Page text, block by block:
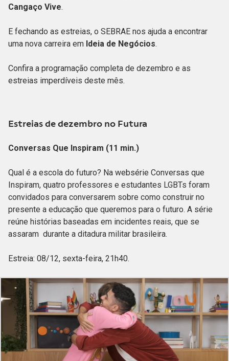
Cangaço Vive.
E fechando as estreias, o SEBRAE nos ajuda a encontrar
uma nova carreira em Ideia de Negócios.
Confira a programação completa de dezembro e as
estreias imperdíveis deste mês.
Estreias de dezembro no Futura
Conversas Que Inspiram (11 min.)
Qual é a escola do futuro? Na websérie Conversas que
Inspiram, quatro professores e estudantes LGBTs foram
convidados para conversarem sobre como construir no
presente a educação que queremos para o futuro. A série
reúne histórias baseadas em incidentes reais, que se
assaram durante a ditadura militar brasileira.
Estreia: 08/12, sexta-feira, 21h40.